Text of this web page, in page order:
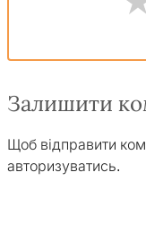
Залишити
Щоб відправити
авторизуватись.